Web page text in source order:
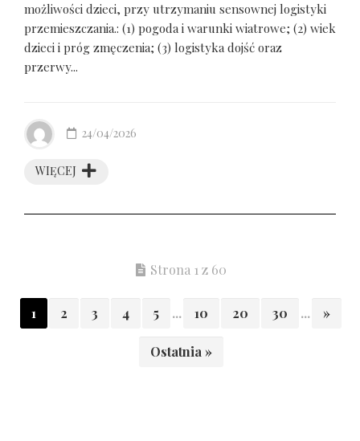
możliwości dzieci, przy utrzymaniu sensownej logistyki
przemieszczania.: (1) pogoda i warunki wiatrowe; (2) wiek
dzieci i próg zmęczenia; (3) logistyka dojść oraz
przerwy...
WIĘCEJ
24/04/2026
Strona 1 z 60
1 2 3 4 5 ... 10 20 30 ... »
Ostatnia »